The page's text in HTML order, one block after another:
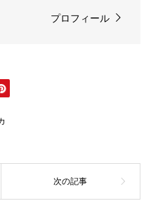
プロフィール